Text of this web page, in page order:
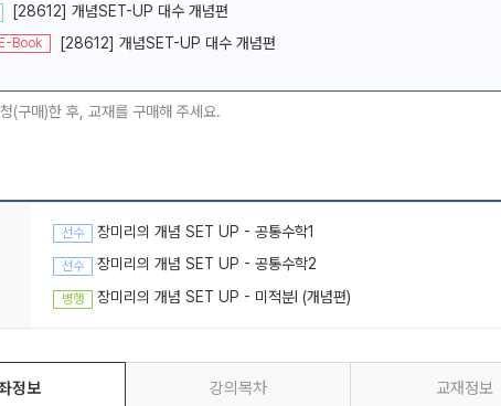
[28612] 개념SET-UP 대수 개념편
Book [28612] 개념SET-UP 대수 개념편
(구매)한 후, 교재를 구매해 주세요.
선수 장미리의 개념 SET UP - 공통수학1
선수 장미리의 개념 SET UP - 공통수학2
병행 장미리의 개념 SET UP - 미적분l (개념편)
정보 강의목차 교재정보